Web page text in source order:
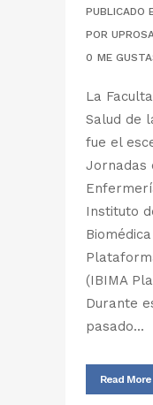
PUBLICADO
POR
0 ME
La
Salud de
fue el
Jornadas
Instituto
(IBIMA
Durante
pasado...
Read More